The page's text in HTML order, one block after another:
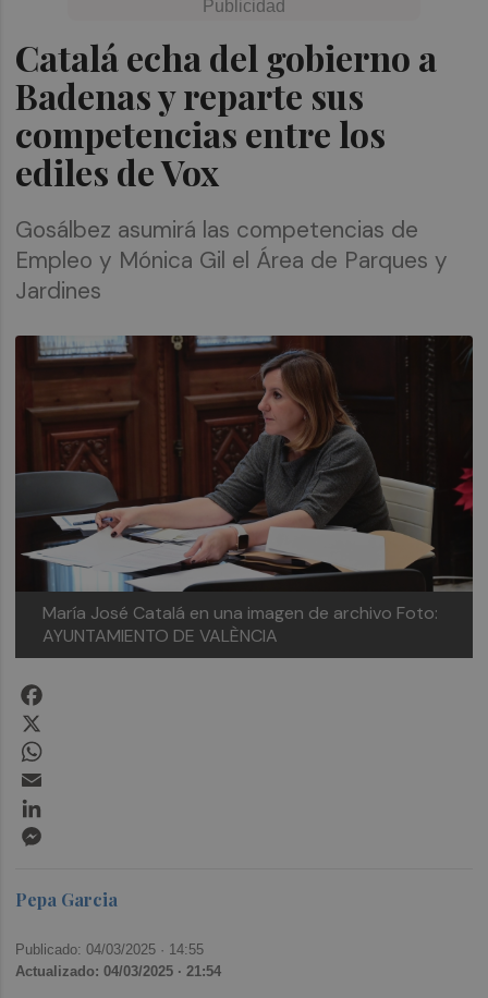
Catalá echa del gobierno a
Badenas y reparte sus
competencias entre los
ediles de Vox
Gosálbez asumirá las competencias de
Empleo y Mónica Gil el Área de Parques y
Jardines
María José Catalá en una imagen de archivo Foto:
AYUNTAMIENTO DE VALÈNCIA
Pepa Garcia
Publicado: 04/03/2025 · 14:55
Actualizado: 04/03/2025 · 21:54